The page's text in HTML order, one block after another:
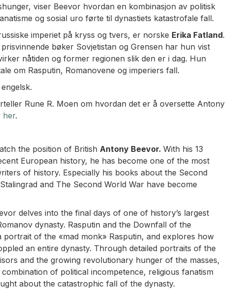
viser Beevor hvordan en kombinasjon av politisk
og sosial uro førte til dynastiets katastrofale fall.
imperiet på kryss og tvers, er norske Erika Fatland.
bøker Sovjetistan og Grensen har hun vist
nåtiden og former regionen slik den er i dag. Hun
om Rasputin, Romanovene og imperiers fall.
Rune R. Moen om hvordan det er å oversette Antony
her.
the position of British Antony Beevor. With his 13
European history, he has become one of the most
of history. Especially his books about the Second
Stalingrad and The Second World War have become
delves into the final days of one of history’s largest
dynasty. Rasputin and the Downfall of the
portrait of the «mad monk» Rasputin, and explores how
an entire dynasty. Through detailed portraits of the
and the growing revolutionary hunger of the masses,
of political incompetence, religious fanatism
about the catastrophic fall of the dynasty.